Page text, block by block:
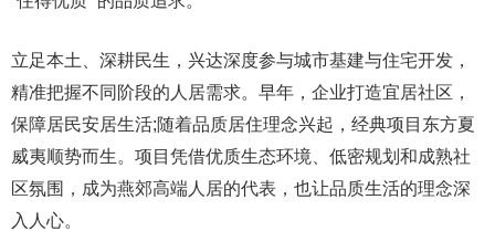
立足本土、深耕民生，兴达深度参与城市基建与住宅开发，
精准把握不同阶段的人居需求。早年，企业打造宜居社区，
保障居民安居生活;随着品质居住理念兴起，经典项目东方夏
威夷顺势而生。项目凭借优质生态环境、低密规划和成熟社
区氛围，成为燕郊高端人居的代表，也让品质生活的理念深
入人心。